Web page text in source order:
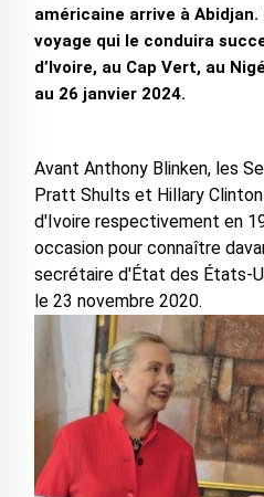
américaine arrive à Abidjan.
voyage qui le conduira
d’Ivoire, au Cap Vert, au
au 26 janvier 2024.
Avant Anthony Blinken, les
Pratt Shults et Hillary
d'Ivoire respectivement en
occasion pour connaître
secrétaire d'État des États-
le 23 novembre 2020.